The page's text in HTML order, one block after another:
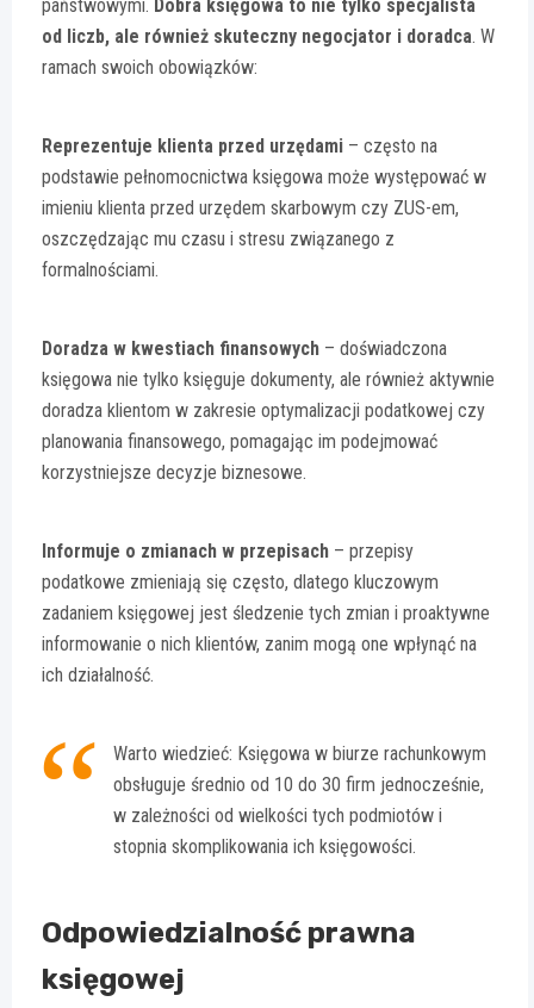
państwowymi. Dobra księgowa to nie tylko specjalista
od liczb, ale również skuteczny negocjator i doradca. W
ramach swoich obowiązków:
Reprezentuje klienta przed urzędami – często na
podstawie pełnomocnictwa księgowa może występować w
imieniu klienta przed urzędem skarbowym czy ZUS-em,
oszczędzając mu czasu i stresu związanego z
formalnościami.
Doradza w kwestiach finansowych – doświadczona
księgowa nie tylko księguje dokumenty, ale również aktywnie
doradza klientom w zakresie optymalizacji podatkowej czy
planowania finansowego, pomagając im podejmować
korzystniejsze decyzje biznesowe.
Informuje o zmianach w przepisach – przepisy
podatkowe zmieniają się często, dlatego kluczowym
zadaniem księgowej jest śledzenie tych zmian i proaktywne
informowanie o nich klientów, zanim mogą one wpłynąć na
ich działalność.
Warto wiedzieć: Księgowa w biurze rachunkowym
obsługuje średnio od 10 do 30 firm jednocześnie,
w zależności od wielkości tych podmiotów i
stopnia skomplikowania ich księgowości.
Odpowiedzialność prawna
księgowej